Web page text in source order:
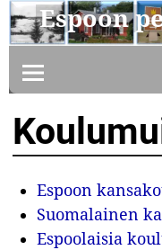
Espoon
Espoon
Suomalainen
Espoolaisia